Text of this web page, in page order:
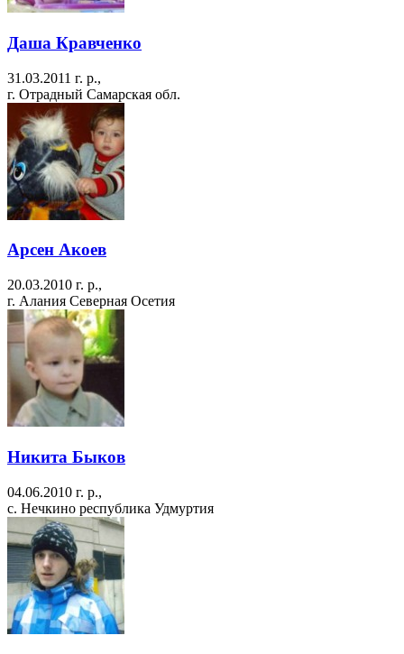
Даша Кравченко
31.03.2011 г. р.,
г. Отрадный Самарская обл.
Арсен Акоев
20.03.2010 г. р.,
г. Алания Северная Осетия
Никита Быков
04.06.2010 г. р.,
с. Нечкино республика Удмуртия